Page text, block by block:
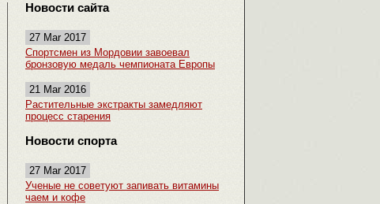
Новости сайта
27 Mar 2017
Спортсмен из Мордовии завоевал
бронзовую медаль чемпионата Европы
21 Mar 2016
Растительные экстракты замедляют
процесс старения
Новости спорта
27 Mar 2017
Ученые не советуют запивать витамины
чаем и кофе